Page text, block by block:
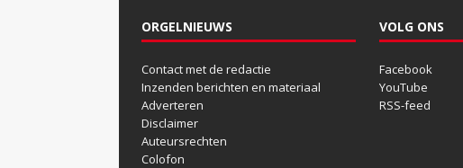
ORGELNIEUWS
Contact met de redactie
Inzenden berichten en materiaal
Adverteren
Disclaimer
Auteursrechten
Colofon
VOLG ONS
Facebook
YouTube
RSS-feed